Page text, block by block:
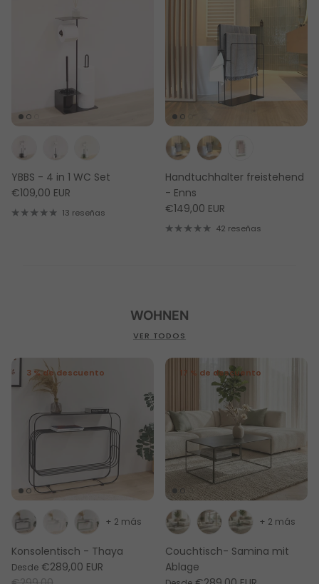
YBBS - 4 in 1 WC Set
€109,00 EUR
13 reseñas
Handtuchhalter freistehend
- Enns
€149,00 EUR
42 reseñas
WOHNEN
VER TODOS
3 % de descuento
Konsolentisch - Thaya
Desde €289,00 EUR
+ 2 más
17 % de descuento
Couchtisch- Samina mit
Ablage
+ 2 más